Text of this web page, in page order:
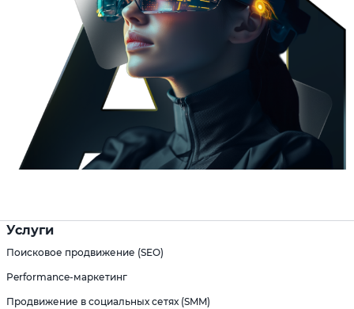
Услуги
Поисковое продвижение (SEO)
Performance-маркетинг
Продвижение в социальных сетях (SMM)